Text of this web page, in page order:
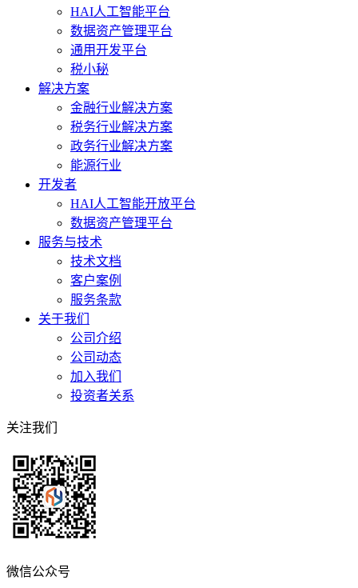
HAI人工智能平台
数据资产管理平台
通用开发平台
税小秘
解决方案
金融行业解决方案
税务行业解决方案
政务行业解决方案
能源行业
开发者
HAI人工智能开放平台
数据资产管理平台
服务与技术
技术文档
客户案例
服务条款
关于我们
公司介绍
公司动态
加入我们
投资者关系
关注我们
微信公众号